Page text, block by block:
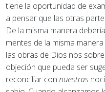
tiene la oportunidad de
a pensar que las otras
De la misma manera
mentes de la misma
las obras de Dios nos
objeción que pueda ser
reconciliar con nuestras